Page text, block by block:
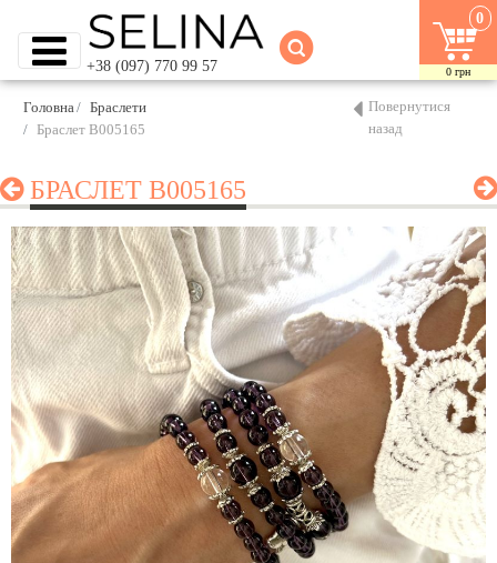
+38 (097) 770 99 57
0
0 грн
Головна
Браслети
Браслет B005165
Повернутися
назад
БРАСЛЕТ B005165